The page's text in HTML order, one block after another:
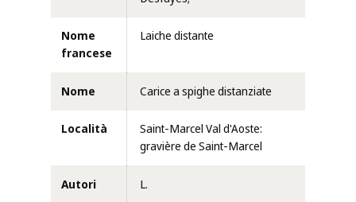
Nome
francese
Laiche distante
Nome Carice a spighe distanziate
Località
Saint-Marcel Val d'Aoste:
gravière de Saint-Marcel
Autori L.